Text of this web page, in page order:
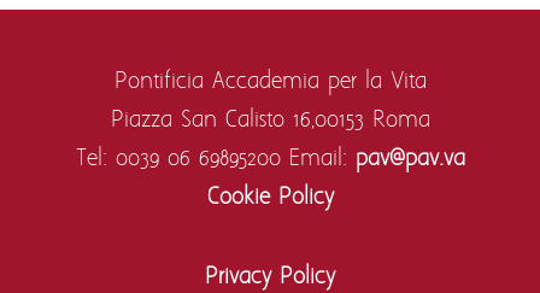
Pontificia Accademia per la Vita
Piazza San Calisto 16,00153 Roma
Tel: 0039 06 69895200Email: pav@pav.va
Cookie Policy
Privacy Policy